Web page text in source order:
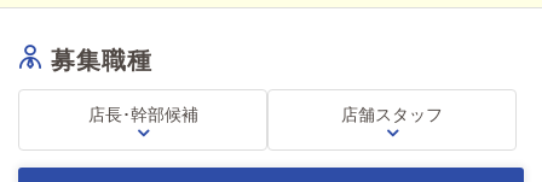
・店舗データ・数値チェック
店舗運営を裏側から支える重要ポジションです。
募集職種
店長･幹部候補 店舗スタッフ